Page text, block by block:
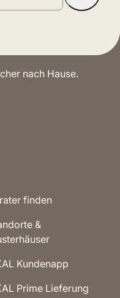
nach Hause.
finden
&
Kundenapp
Prime Lieferung